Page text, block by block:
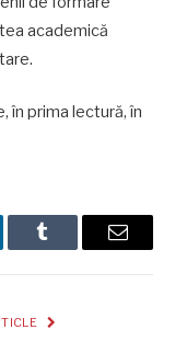
academică
în prima lectură, în
Tumblr Email